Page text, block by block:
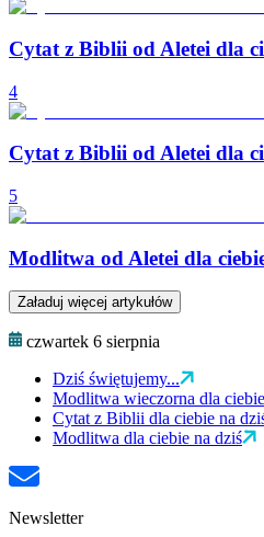
Cytat z Biblii od Aletei dla
4
Cytat z Biblii od Aletei dla
5
Modlitwa od Aletei dla
Załaduj więcej artykułów
czwartek 6 sierpnia
Dziś świętujemy...
Modlitwa wieczorna dla ciebie
Cytat z Biblii dla ciebie na
Modlitwa dla ciebie na dziś
Newsletter